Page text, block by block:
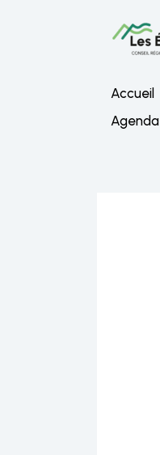
Accueil
Agenda